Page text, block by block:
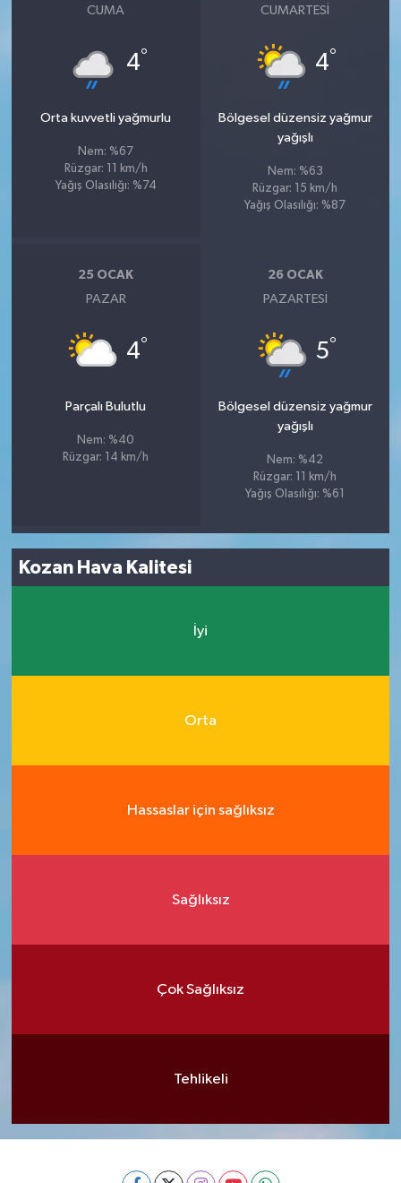
CUMA
4°
Orta kuvvetli yağmurlu
Nem: %67
Rüzgar: 11 km/h
Yağış Olasılığı: %74
CUMARTESI
4°
Bölgesel düzensiz yağmur
yağışlı
Nem: %63
Rüzgar: 15 km/h
Yağış Olasılığı: %87
25 OCAK
PAZAR
4°
Parçalı Bulutlu
Nem: %40
Rüzgar: 14 km/h
26 OCAK
PAZARTESI
5°
Bölgesel düzensiz yağmur
yağışlı
Nem: %42
Rüzgar: 11 km/h
Yağış Olasılığı: %61
Kozan Hava Kalitesi
İyi
Orta
Hassaslar için sağlıksız
Sağlıksız
Çok Sağlıksız
Tehlikeli